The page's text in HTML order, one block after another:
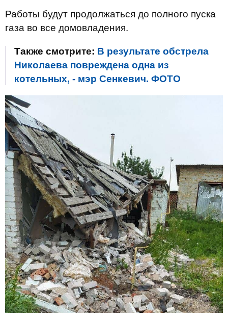
Работы будут продолжаться до полного пуска
газа во все домовладения.
Также смотрите: В результате обстрела
Николаева повреждена одна из
котельных, - мэр Сенкевич. ФОТО